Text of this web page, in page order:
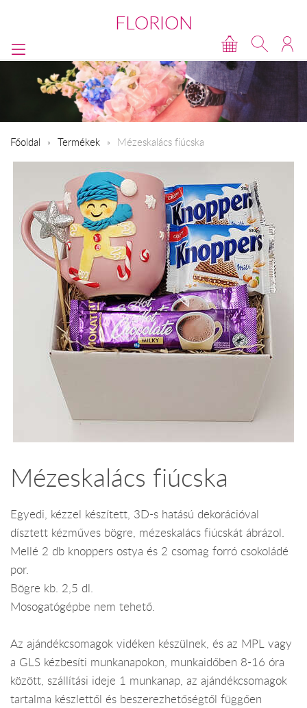
FLORION
Főoldal Termékek Mézeskalács fiúcska
Mézeskalács fiúcska
Egyedi, kézzel készített, 3D-s hatású dekorációval
dísztett kézműves bögre, mézeskalács fiúcskát ábrázol.
Mellé 2 db knoppers ostya és 2 csomag forró csokoládé
por.
Bögre kb. 2,5 dl.
Mosogatógépbe nem tehető.
Az ajándékcsomagok vidéken készülnek, és az MPL vagy
a GLS kézbesíti munkanapokon, munkaidőben 8-16 óra
között, szállítási ideje 1 munkanap, az ajándékcsomagok
tartalma készlettől és beszerezhetőségtől függően